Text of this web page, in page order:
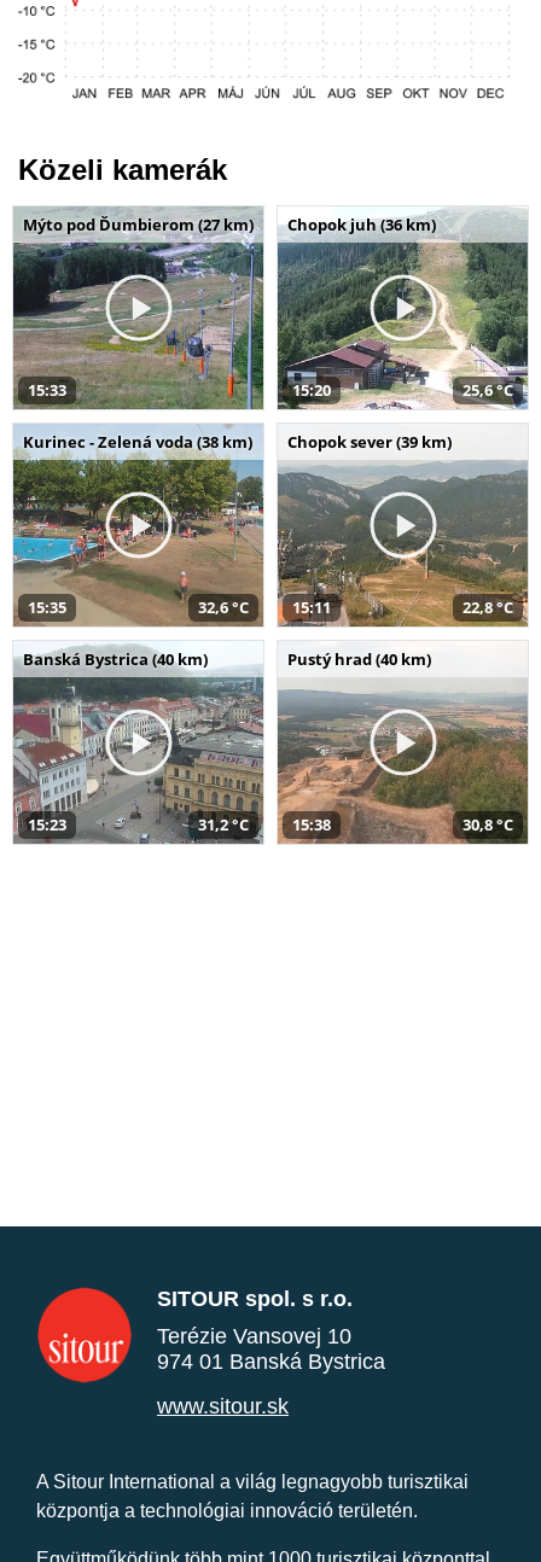
Közeli kamerák
Mýto pod Ďumbierom (27 km)
15:33
Chopok juh (36 km)
15:20 25,6 °C
Kurinec - Zelená voda (38 km)
15:35 32,6 °C
Chopok sever (39 km)
15:11 22,8 °C
Banská Bystrica (40 km)
15:23 31,2 °C
Pustý hrad (40 km)
15:38 30,8 °C
SITOUR spol. s r.o.
Terézie Vansovej 10
974 01 Banská Bystrica
www.sitour.sk
A Sitour International a világ legnagyobb turisztikai
központja a technológiai innováció területén.